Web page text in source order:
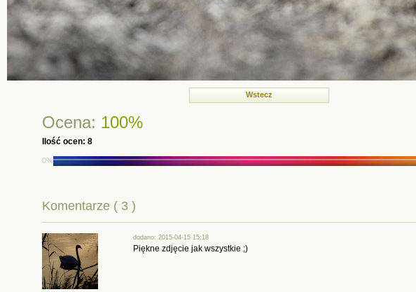
Wstecz
Ocena: 100%
Ilość ocen: 8
0%
Komentarze ( 3 )
dodano: 2015-04-15 15:18
Piękne zdjęcie jak wszystkie ;)